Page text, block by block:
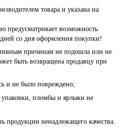
товара и указана на
предусматривает возможность
дней со дня оформления покупки!
причинам не подошла или не
быть возвращена продавцу при
и не было повреждено;
упаковки, пломбы и ярлыки не
продукции ненадлежащего качества.